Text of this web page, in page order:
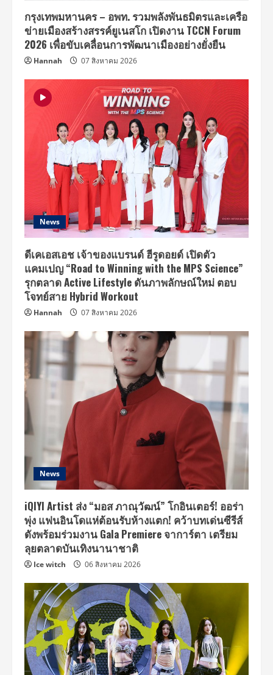
กรุงเทพมหานคร – อพท. รวมพลังพันธมิตรและเครือ
ข่ายเมืองสร้างสรรค์ยูเนสโก เปิดงาน TCCN Forum
2026 เพื่อขับเคลื่อนการพัฒนาเมืองอย่างยั่งยืน
Hannah 07 สิงหาคม 2026
News
ดีเคเอสเอช เจ้าของแบรนด์ ฮีรูดอยด์ เปิดตัว
แคมเปญ “Road to Winning with the MPS Science”
รุกตลาด Active Lifestyle ดันภาพลักษณ์ใหม่ ตอบ
โจทย์สาย Hybrid Workout
Hannah 07 สิงหาคม 2026
News
iQIYI Artist ส่ง “มอส ภาณุวัฒน์” โกอินเตอร์! ออร่า
พุ่ง แฟนอินโดแห่ต้อนรับห้างแตก! คว้าบทเด่นซีรีส์
ดังพร้อมร่วมงาน Gala Premiere จาการ์ตา เตรียม
ลุยตลาดบันเทิงนานาชาติ
Ice witch 06 สิงหาคม 2026